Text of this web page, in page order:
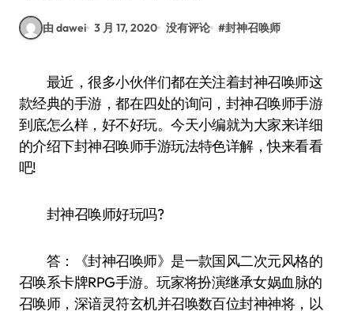
由 dawei 3 月 17, 2020 没有评论 #封神召唤师
最近，很多小伙伴们都在关注着封神召唤师这
款经典的手游，都在四处的询问，封神召唤师手游
到底怎么样，好不好玩。今天小编就为大家来详细
的介绍下封神召唤师手游玩法特色详解，快来看看
吧!
封神召唤师好玩吗?
答：《封神召唤师》是一款国风二次元风格的
召唤系卡牌RPG手游。玩家将扮演继承女娲血脉的
召唤师，深谙灵符玄机并召唤数百位封神神将，以